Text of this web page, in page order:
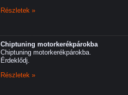
Részletek »
Chiptuning motorkerékpárokba
Chiptuning motorkerékpárokba.
Érdeklődj.
Részletek »